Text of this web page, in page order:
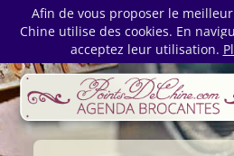
Afin de vous proposer le
Chine utilise des cookies. En
acceptez leur utilisation.